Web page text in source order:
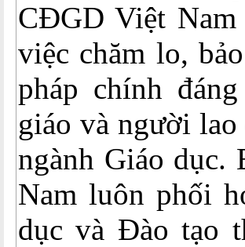
CĐGD Việt
việc chăm lo,
pháp chính
giáo và người
ngành Giáo dục.
Nam luôn phối
dục và Đào tạo